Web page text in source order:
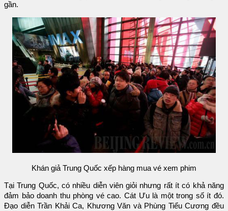
gần.
Khán giả Trung Quốc xếp hàng mua vé xem phim
Tại Trung Quốc, có nhiều diễn viên giỏi nhưng rất ít có khả năng
đảm bảo doanh thu phòng vé cao. Cát Ưu là một trong số ít đó.
Đạo diễn Trần Khải Ca, Khương Văn và Phùng Tiểu Cương đều